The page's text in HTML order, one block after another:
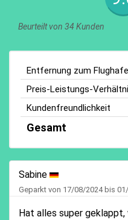
Beurteilt von 34 Kunden
Entfernung zum
Preis-Leistungs-
Kundenfreundlichkeit
Gesamt
Sabine
Geparkt von 17/08/2024 bis
Hat alles super